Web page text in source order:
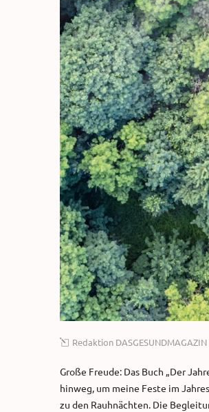
Redaktion DASGESUNDMAGAZIN
Große Freude: Das Buch „Der
hinweg, um meine Feste im
zu den Rauhnächten. Die